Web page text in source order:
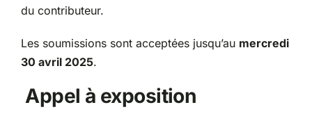
du contributeur.
Les soumissions sont acceptées jusqu’au mercredi
30 avril 2025.
Appel à exposition